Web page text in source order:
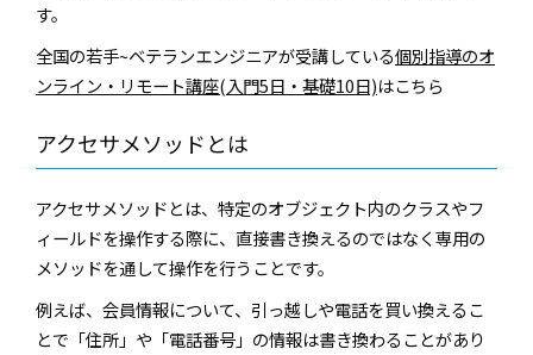
す。
全国の若手~ベテランエンジニアが受講している個別指導のオ
ンライン・リモート講座(入門5日・基礎10日)はこちら
アクセサメソッドとは
アクセサメソッドとは、特定のオブジェクト内のクラスやフ
ィールドを操作する際に、直接書き換えるのではなく専用の
メソッドを通して操作を行うことです。
例えば、会員情報について、引っ越しや電話を買い換えるこ
とで「住所」や「電話番号」の情報は書き換わることがあり